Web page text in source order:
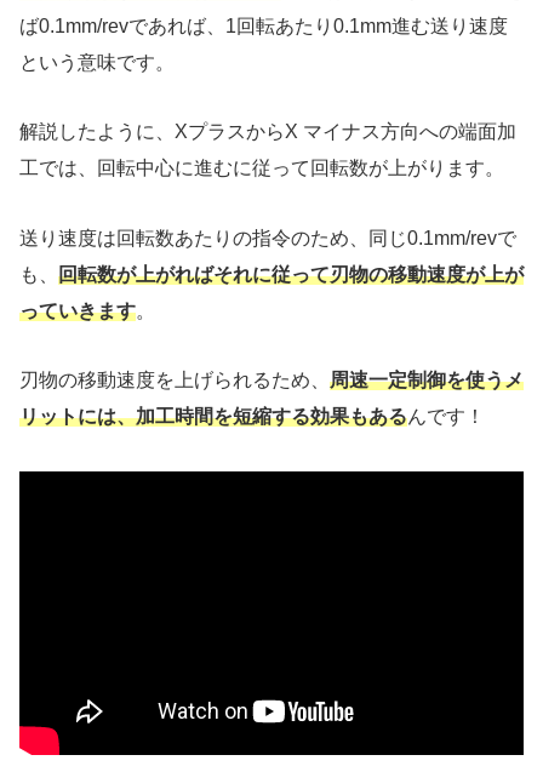
ば0.1mm/revであれば、1回転あたり0.1mm進む送り速度
という意味です。
解説したように、XプラスからX マイナス方向への端面加
工では、回転中心に進むに従って回転数が上がります。
送り速度は回転数あたりの指令のため、同じ0.1mm/revで
も、 回転数が上がればそれに従って刃物の移動速度が上が
っていきます。
刃物の移動速度を上げられるため、 周速一定制御を使うメ
リットには、加工時間を短縮する効果もあるんです！